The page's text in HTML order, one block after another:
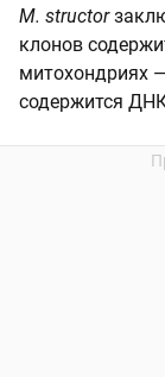
M. structor
клонов
митохондриях
содержится